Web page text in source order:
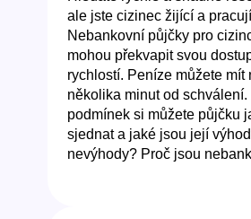
ale jste cizinec žijící a
Nebankovní půjčky pro
mohou překvapit svou
rychlostí. Peníze můžete mít
několika minut od schválení.
podmínek si můžete půjčku
sjednat a jaké jsou její
nevýhody? Proč jsou